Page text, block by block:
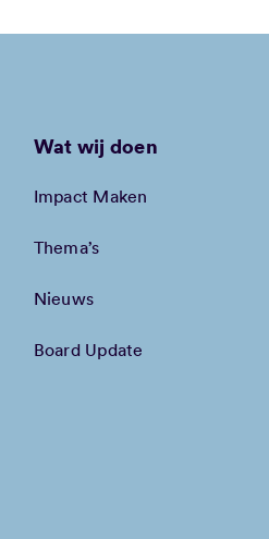
Wat wij doen
Impact Maken
Thema’s
Nieuws
Board Update